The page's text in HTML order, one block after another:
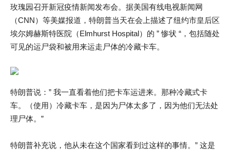
玫瑰园召开新冠疫情新闻发布会。据美国有线电视新闻网
（CNN）等美媒报道，特朗普当天在会上描述了纽约市皇后区
埃尔姆赫斯特医院（Elmhurst Hospital）的 ” 惨状 “，包括随处
可见的运尸袋和被用来运走尸体的冷藏卡车。
特朗普说：” 我一直看着他们把卡车运进来。那种冷藏式卡
车。（使用）冷藏卡车，是因为尸体太多了，因为他们无法处
理尸体。”
特朗普补充说，他从未在这个国家看到过这样的事情。” 这是